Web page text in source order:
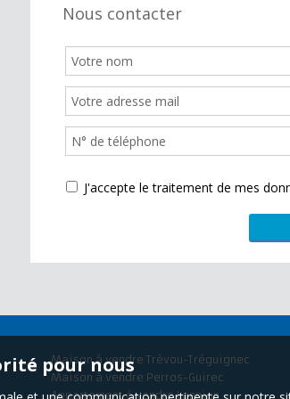
Nous contacter
J'accepte le traitement de mes
Maison à vendre Trévou-Tréguignec
Maison à vendre Perros-Guirec
Appartement à vendre Lannion
pour nous